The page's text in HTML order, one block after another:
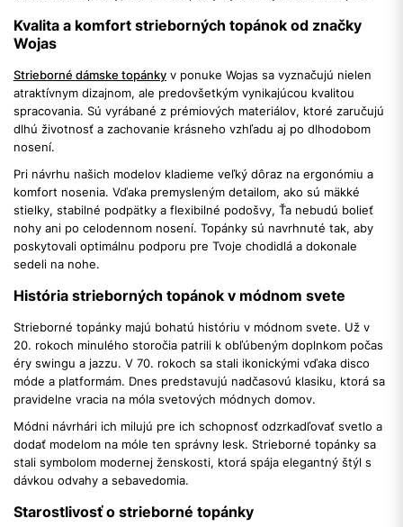
Kvalita a komfort strieborných topánok od značky
Wojas
Strieborné dámske topánky v ponuke Wojas sa vyznačujú nielen
atraktívnym dizajnom, ale predovšetkým vynikajúcou kvalitou
spracovania. Sú vyrábané z prémiových materiálov, ktoré zaručujú
dlhú životnosť a zachovanie krásneho vzhľadu aj po dlhodobom
nosení.
Pri návrhu našich modelov kladieme veľký dôraz na ergonómiu a
komfort nosenia. Vďaka premysleným detailom, ako sú mäkké
stielky, stabilné podpätky a flexibilné podošvy, Ťa nebudú bolieť
nohy ani po celodennom nosení. Topánky sú navrhnuté tak, aby
poskytovali optimálnu podporu pre Tvoje chodidlá a dokonale
sedeli na nohe.
História strieborných topánok v módnom svete
Strieborné topánky majú bohatú históriu v módnom svete. Už v
20. rokoch minulého storočia patrili k obľúbeným doplnkom počas
éry swingu a jazzu. V 70. rokoch sa stali ikonickými vďaka disco
móde a platformám. Dnes predstavujú nadčasovú klasiku, ktorá sa
pravidelne vracia na móla svetových módnych domov.
Módni návrhári ich milujú pre ich schopnosť odzrkadľovať svetlo a
dodať modelom na móle ten správny lesk. Strieborné topánky sa
stali symbolom modernej ženskosti, ktorá spája elegantný štýl s
dávkou odvahy a sebavedomia.
Starostlivosť o strieborné topánky